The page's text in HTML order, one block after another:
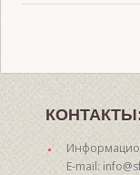
E-mail: